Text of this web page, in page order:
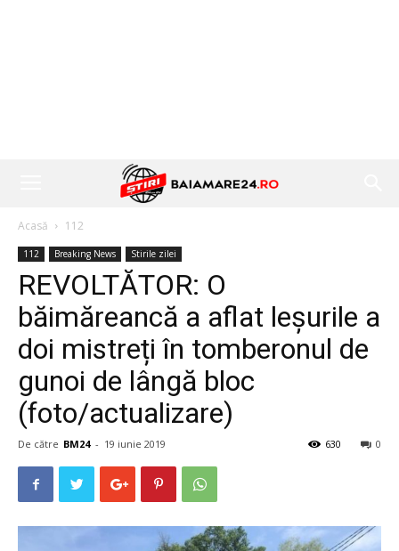
Acasă 112
112 Breaking News Stirile zilei
REVOLTĂTOR: O
băimăreancă a aflat leșurile a
doi mistreți în tomberonul de
gunoi de lângă bloc
(foto/actualizare)
De către BM24 - 19 iunie 2019 0
630